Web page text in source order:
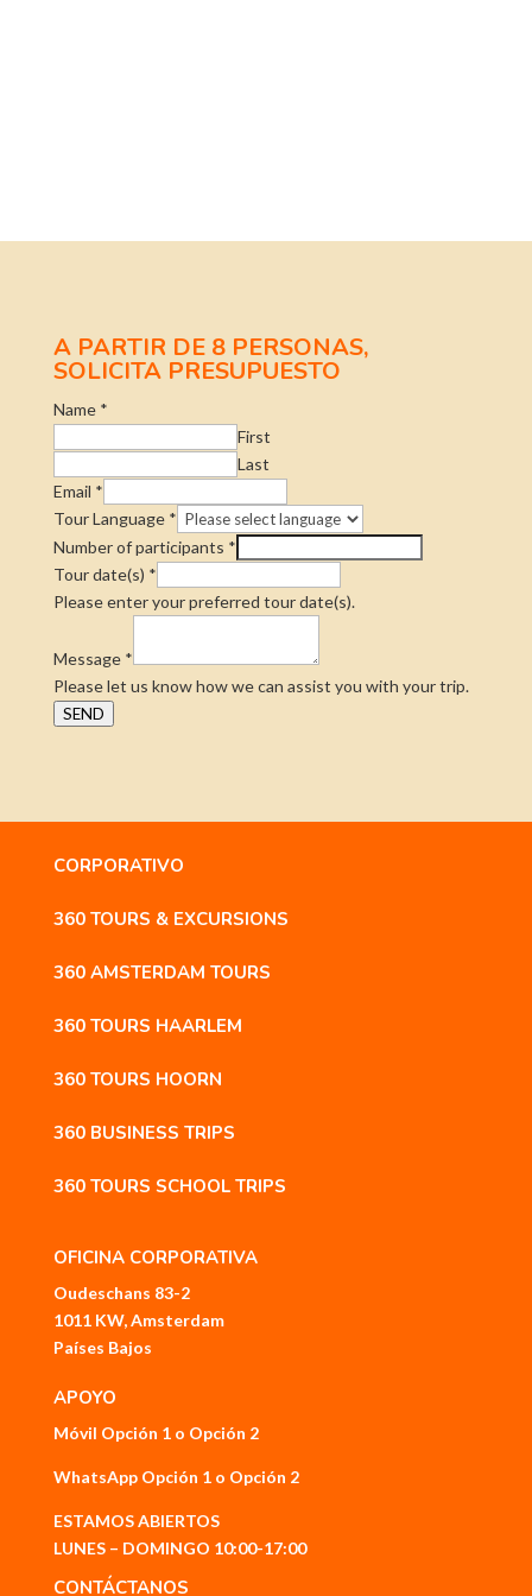
A PARTIR DE 8 PERSONAS,
SOLICITA PRESUPUESTO
Name *
First
Last
Email *
Tour Language *
Number of participants *
Tour date(s) *
Please enter your preferred tour date(s).
Message *
Please let us know how we can assist you with your trip.
SEND
CORPORATIVO
360 TOURS & EXCURSIONS
360 AMSTERDAM TOURS
360 TOURS HAARLEM
360 TOURS HOORN
360 BUSINESS TRIPS
360 TOURS SCHOOL TRIPS
OFICINA CORPORATIVA
Oudeschans 83-2
1011 KW, Amsterdam
Países Bajos
APOYO
Móvil Opción 1o Opción 2
WhatsApp Opción 1o Opción 2
ESTAMOS ABIERTOS
LUNES – DOMINGO 10:00-17:00
CONTÁCTANOS